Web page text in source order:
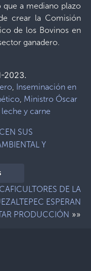
a mediano plazo
crear la Comisión
de los Bovinos en
ganadero.
2023.
, Inseminación en
, Ministro Óscar
y carne
SUS
Y
DE LA
ESPERAN
PRODUCCIÓN »»